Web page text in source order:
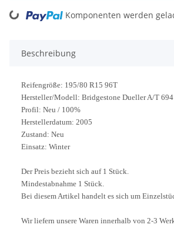
Loading... Komponenten werden
Beschreibung
Reifengröße: 195/80 R15 96T
Hersteller/Modell: Bridgestone Dueller A/T 694
Profil: Neu / 100%
Herstellerdatum: 2005
Zustand: Neu
Einsatz: Winter
Der Preis bezieht sich auf 1 Stück.
Mindestabnahme 1 Stück.
Bei diesem Artikel handelt es sich um
Wir liefern unsere Waren innerhalb von 2-3